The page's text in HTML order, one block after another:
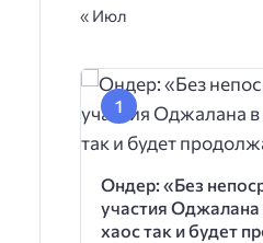
« Июл
Ондер: «Без
участия Оджалана
хаос так и будет